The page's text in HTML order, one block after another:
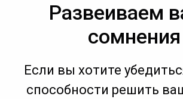
Развеиваем
сомнения
Если вы хотите
способности решить